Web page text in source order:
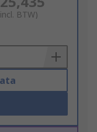
BTW)